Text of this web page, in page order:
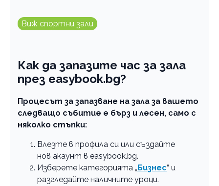
Виж спортни зали
Как да запазите час за зала
през easybook.bg?
Процесът за запазване на зала за вашето
следващо събитие е бърз и лесен, само с
няколко стъпки:
Влезте в профила си или създайте
нов акаунт в еasybook.bg.
Изберете категорията „ Бизнес“ и
разгледайте наличните уроци.